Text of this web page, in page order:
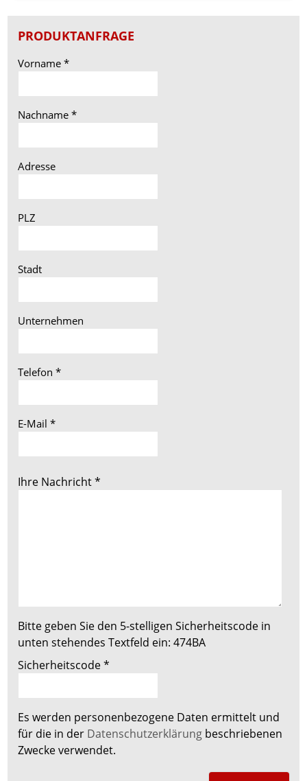
PRODUKTANFRAGE
Vorname*
Nachname*
Adresse
PLZ
Stadt
Unternehmen
Telefon*
E-Mail*
Ihre Nachricht*
Bitte geben Sie den 5-stelligen Sicherheitscode in
unten stehendes Textfeld ein:474BA
Sicherheitscode*
Es werden personenbezogene Daten ermittelt und
für die in der Datenschutzerklärung beschriebenen
Zwecke verwendet.